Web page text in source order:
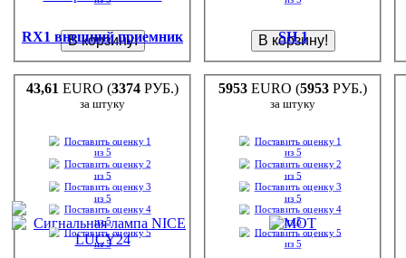
RX1 внешний приемник
43,61 EURO (3374 РУБ.)
за штуку
SH 1
5953 EURO (5953 РУБ.)
за штуку